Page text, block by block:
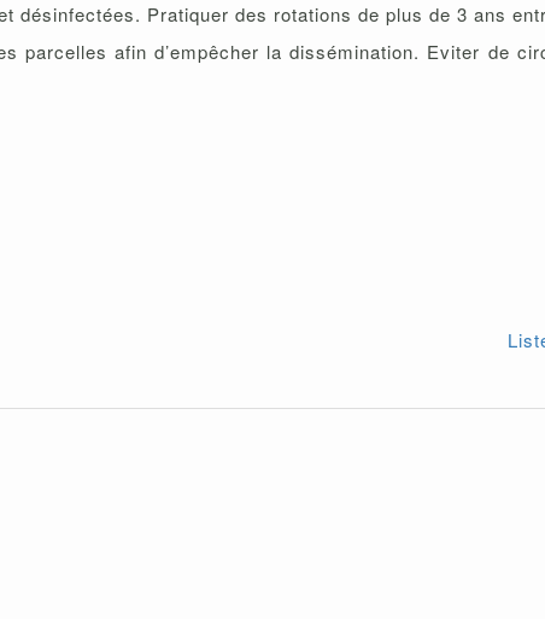
désinfectées. Pratiquer des rotations de plus de 3 ans
parcelles afin d’empêcher la dissémination. Eviter de